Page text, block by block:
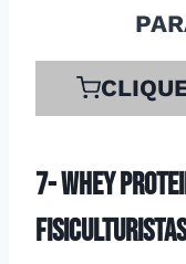
7- Whey
fisiculturistas